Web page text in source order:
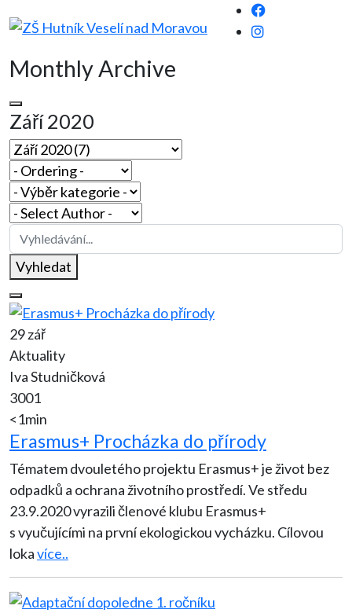
Monthly Archive
Září 2020
Vyhledat
29 zář
Aktuality
Iva Studničková
3001
<1min
Erasmus+ Procházka do přírody
Tématem dvouletého projektu Erasmus+ je život bez
odpadků a ochrana životního prostředí. Ve středu
23.9.2020 vyrazili členové klubu Erasmus+
s vyučujícími na první ekologickou vycházku. Cílovou
lokavíce..